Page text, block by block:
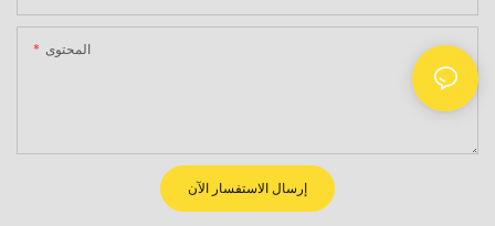
المحتوى
إرسال الاستفسار الآن